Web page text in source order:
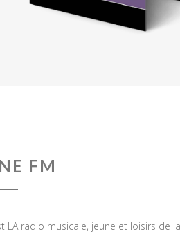
FM
LA radio musicale, jeune et loisirs de